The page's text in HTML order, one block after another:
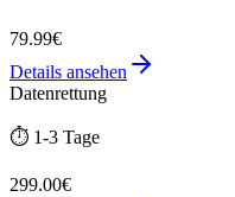
79.99€
Details ansehen
Datenrettung
⏱️ 1-3 Tage
299.00€